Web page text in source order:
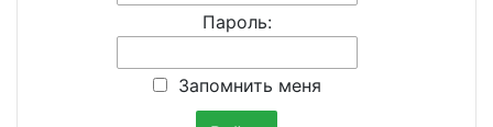
Пароль:
Запомнить меня